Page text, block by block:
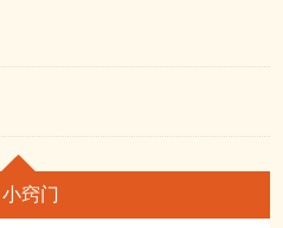
小窍门